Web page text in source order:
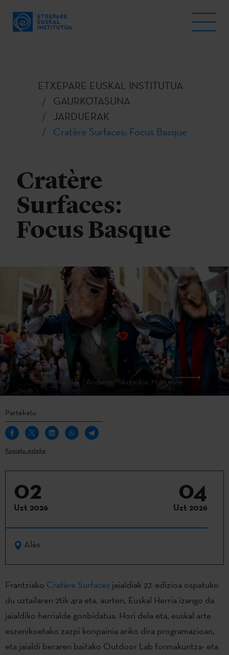
ETXEPARE EUSKAL INSTITUTUA
GAURKOTASUNA
JARDUERAK
Cratère Surfaces: Focus Basque
Cratère
Surfaces:
Focus Basque
Markeliñe, ´Andante´. Argazkia: Markeliñe
Partekatu
Kopiatu esteka
02
Uzt 2026
04
Uzt 2026
Alès
Frantziako Cratère Surfaces jaialdiak 27. edizioa ospatuko
du uztailaren 2tik 4ra eta, aurten, Euskal Herria izango da
jaialdiko herrialde gonbidatua. Hori dela eta, euskal arte
eszenikoetako zazpi konpainia ariko dira programazioan,
eta jaialdi beraren baitako Outdoor Lab formakuntza- eta